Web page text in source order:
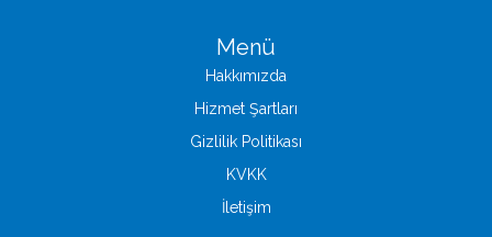
Menü
Hakkımızda
Hizmet Şartları
Gizlilik Politikası
KVKK
İletişim